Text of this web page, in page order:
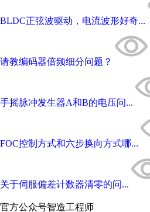
BLDC正弦波驱动，电流波形好奇...
请教编码器倍频细分问题？
手摇脉冲发生器A和B的电压问...
FOC控制方式和六步换向方式哪...
关于伺服偏差计数器清零的问...
官方公众号智造工程师